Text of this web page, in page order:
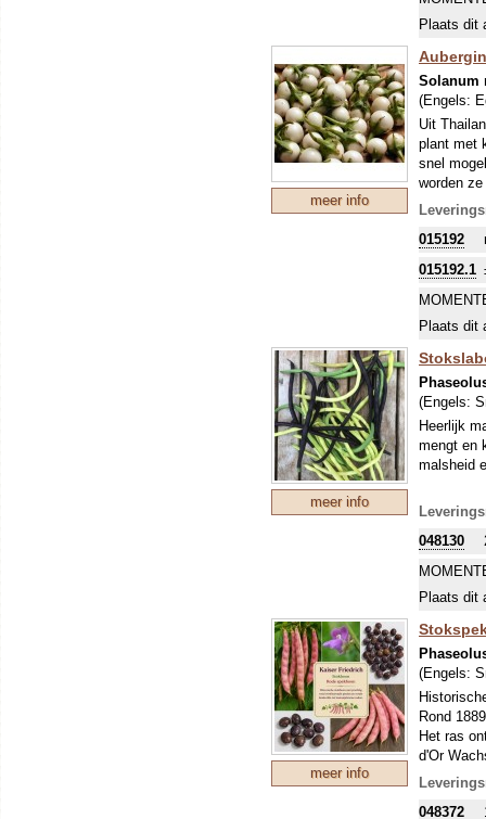
Plaats dit
meer info
Solanum
(Engels:
Uit
plant met
snel
worden
015192
015192.1
Plaats dit
meer info
(Engels:
Heerlijk
mengt en
malsheid
048130
Plaats dit
meer info
(Engels:
Rond
Het ras
d'Or
spekboon
De
048372